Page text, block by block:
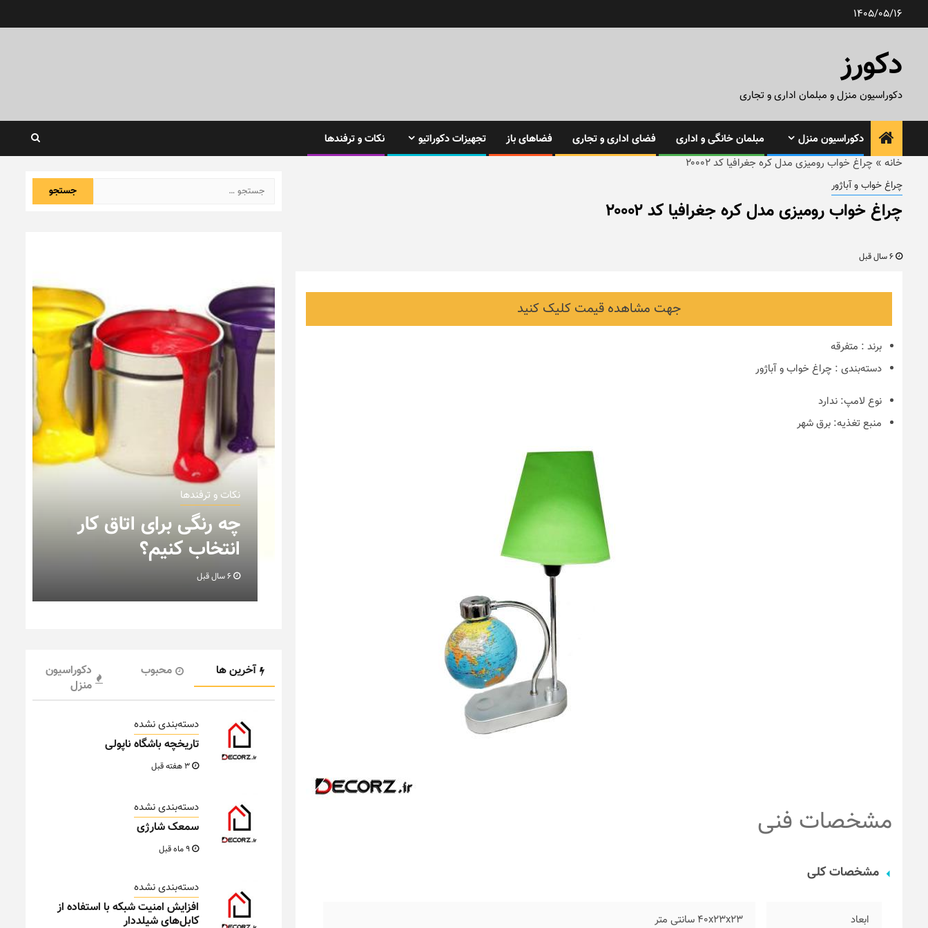
1405/05/16
دکورز
دکوراسیون منزل و مبلمان اداری و تجاری
دکوراسیون منزل مبلمان خانگی و اداری فضای اداری و تجاری فضاهای باز تجهیزات دکوراتیو
نکات و ترفندها
خانه » چراغ خواب رومیزی مدل کره جغرافیا کد ۲۰۰۰۲
چراغ خواب و آباژور
چراغ خواب رومیزی مدل کره جغرافیا کد ۲۰۰۰۲
جهت مشاهده قیمت کلیک کنید
برند : متفرقه
دسته‌بندی : چراغ خواب و آباژور
نوع لامپ: ندارد
منبع تغذیه: برق شهر
مشخصات فنی
مشخصات کلی
ابعاد ۴۰x23x23 سانتی متر
جستجو
برای:
نکات و ترفندها
دکوراسیون داخلی و
چیدمان خانه (جدیدترین
ایده‌ها و عکس‌ها)
6 سال قبل
چه رنگی برای اتاق کار
انتخاب کنیم؟
نکات و ترفندها
نکاتی که
چیدمان
+ تصویر
آخرین ها محبوب
دکوراسیون
منزل
دسته‌بندی نشده
تاریخچه باشگاه ناپولی
دسته‌بندی نشده
سمعک شارژی
دسته‌بندی نشده
افزایش امنیت شبکه با استفاده از
کابل‌های شیلددار